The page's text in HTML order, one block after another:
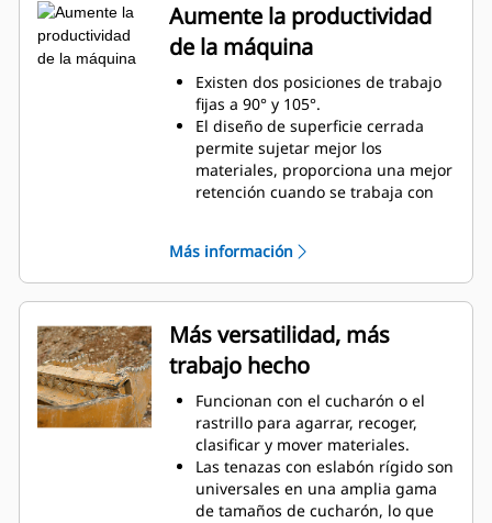
Aumente la productividad
de la máquina
Existen dos posiciones de trabajo
fijas a 90° y 105°.
El diseño de superficie cerrada
permite sujetar mejor los
materiales, proporciona una mejor
retención cuando se trabaja con
bastidor.
Mayor gama de compatibilidad de
máquinas gracias a un diseño más
ligero
Aumente la productividad con el
uso periódico cuando no es
suficiente un cucharón o un
rastrillo solos.
Más información
Más versatilidad, más
trabajo hecho
Funcionan con el cucharón o el
rastrillo para agarrar, recoger,
clasificar y mover materiales.
Las tenazas con eslabón rígido son
universales en una amplia gama
de tamaños de cucharón, lo que